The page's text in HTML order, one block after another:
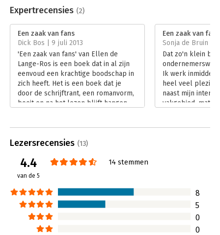
Uitgever:
Faxion
Verschijningsdatum:
Hoofdrubriek:
Algemeen management
Serie:
Een zaak van
Expertrecensies (2)
Een zaak van fans
Dick Bos | 9 juli 2013
'Een zaak van fans' van Ellen de
Lange-Ros is een boek dat in al zijn
eenvoud een krachtige boodschap in
zich heeft. Het is een boek dat je
door de schrijftrant, een romanvorm,
boeit en na het lezen blijft hangen.
Een zaak van fans
Sonja de Bruin |
Dat zo'n klein
Ik werk
heel veel plezier
naast mijn
vakgebied,
Lezersrecensies (13)
4.4
van de 5
14 stemmen
8
5
0
0